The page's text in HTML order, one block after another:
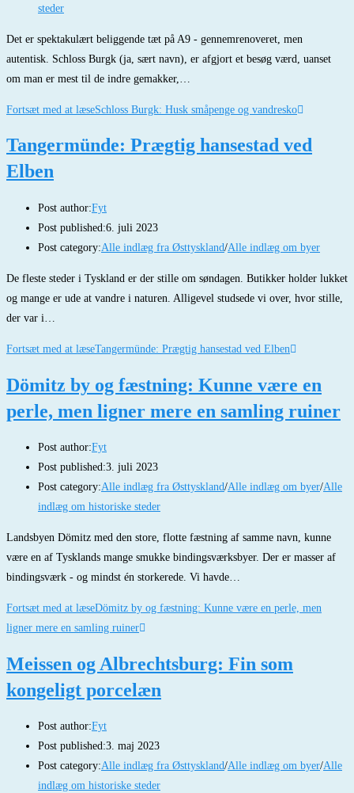
steder
Det er spektakulært beliggende tæt på A9 - gennemrenoveret, men
autentisk. Schloss Burgk (ja, sært navn), er afgjort et besøg værd, uanset
om man er mest til de indre gemakker,…
Fortsæt med at læseSchloss Burgk: Husk småpenge og vandresko
Tangermünde: Prægtig hansestad ved
Elben
Post author:Fyt
Post published:6. juli 2023
Post category:Alle indlæg fra Østtyskland/Alle indlæg om byer
De fleste steder i Tyskland er der stille om søndagen. Butikker holder lukket
og mange er ude at vandre i naturen. Alligevel studsede vi over, hvor stille,
der var i…
Fortsæt med at læseTangermünde: Prægtig hansestad ved Elben
Dömitz by og fæstning: Kunne være en
perle, men ligner mere en samling ruiner
Post author:Fyt
Post published:3. juli 2023
Post category:Alle indlæg fra Østtyskland/Alle indlæg om byer/Alle
indlæg om historiske steder
Landsbyen Dömitz med den store, flotte fæstning af samme navn, kunne
være en af Tysklands mange smukke bindingsværksbyer. Der er masser af
bindingsværk - og mindst én storkerede. Vi havde…
Fortsæt med at læseDömitz by og fæstning: Kunne være en perle, men
ligner mere en samling ruiner
Meissen og Albrechtsburg: Fin som
kongeligt porcelæn
Post author:Fyt
Post published:3. maj 2023
Post category:Alle indlæg fra Østtyskland/Alle indlæg om byer/Alle
indlæg om historiske steder